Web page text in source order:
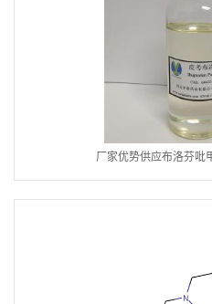
厂家优势供应布洛芬吡